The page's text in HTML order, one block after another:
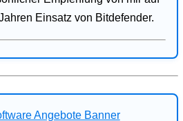
Einsatz von Bitdefender.